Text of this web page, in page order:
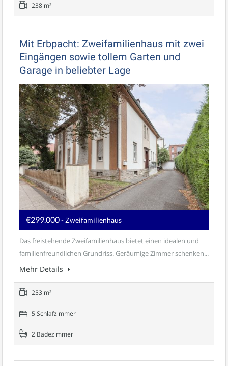
238 m²
Mit Erbpacht: Zweifamilienhaus mit zwei
Eingängen sowie tollem Garten und
Garage in beliebter Lage
€299.000- Zweifamilienhaus
Das freistehende Zweifamilienhaus bietet einen idealen und
familienfreundlichen Grundriss. Geräumige Zimmer schenken...
Mehr Details
253 m²
5 Schlafzimmer
2 Badezimmer